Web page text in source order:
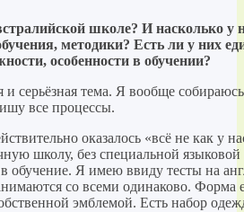
школе? И насколько у
методики? Есть ли у них
особенности в обучении?
серьёзная тема. Я вообще
все процессы.
оказалось «всё не как у
школу, без специальной
обучение. Я имею ввиду тесты на
со всеми одинаково. Форма
эмблемой. Есть набор